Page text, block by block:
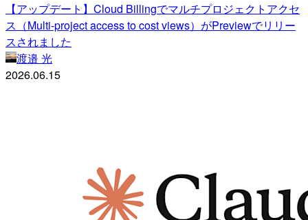
【アップデート】Cloud Billingでマルチプロジェクトアクセ
ス（Multi-project access to cost views）がPreviewでリリー
スされました
渡邉 光
2026.06.15